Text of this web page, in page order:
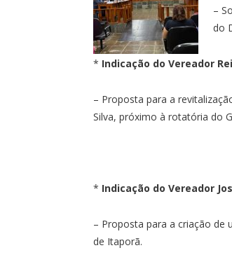
–
do
* Indicação do Vereador
– Proposta para a
Silva, próximo à rotatória do
* Indicação do Vereador
– Proposta para a criação de
de Itaporã.